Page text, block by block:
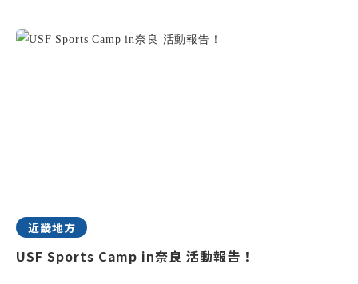
近畿地方
USF Sports Camp in奈良 活動報告！